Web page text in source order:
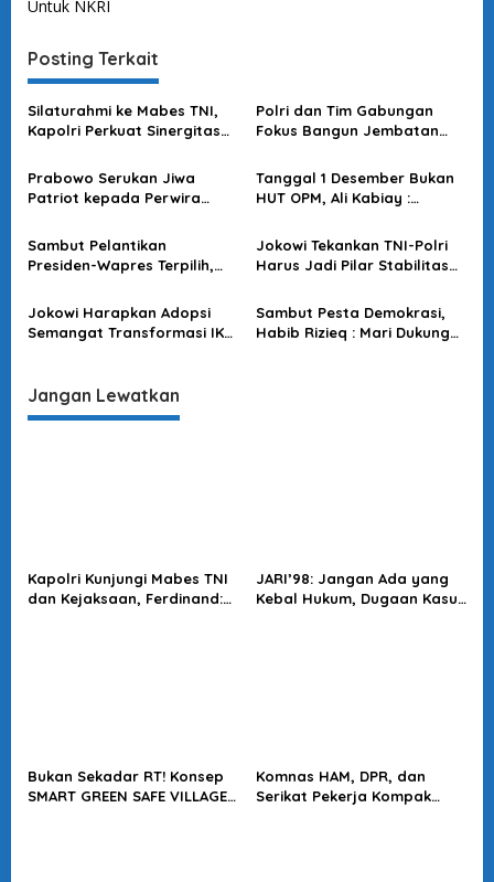
a
s
i
o
s
Untuk NKRI
Posting Terkait
Silaturahmi ke Mabes TNI,
Kapolri Perkuat Sinergitas
Polri dan Tim Gabungan
Fokus Bangun Jembatan
Prabowo Serukan Jiwa
Patriot kepada Perwira
Praspa
Tanggal 1 Desember Bukan
HUT OPM, Ali Kabiay :
Terprovokasi
Sambut Pelantikan
Presiden-Wapres Terpilih,
Bersatu : Kawal TNI-Polri
Jaga Kondusifitas
Jokowi Tekankan TNI-Polri
Harus Jadi Pilar Stabilitas
Ketidakpastian Global
Jokowi Harapkan Adopsi
Semangat Transformasi IKN
Sambut Pesta Demokrasi,
Habib Rizieq : Mari Dukung
Jangan Lewatkan
Kapolri Kunjungi Mabes TNI
dan Kejaksaan, Ferdinand:
JARI’98: Jangan Ada yang
Kebal Hukum, Dugaan Kasus
Bukan Sekadar RT! Konsep
SMART GREEN SAFE VILLAGE
Komnas HAM, DPR, dan
Serikat Pekerja Kompak